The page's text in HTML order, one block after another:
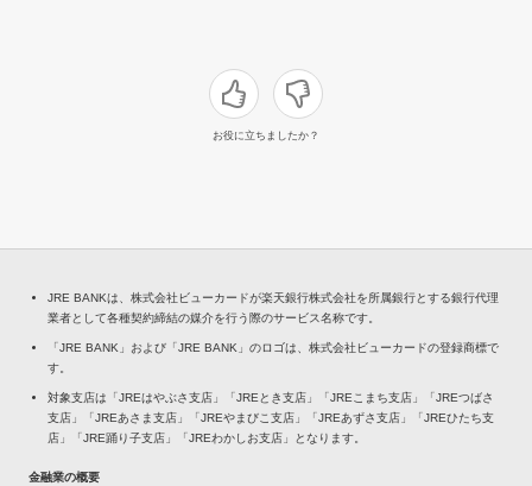
お役に立ちましたか？
JRE BANKは、株式会社ビューカードが楽天銀行株式会社を所属銀行とする銀行代理
業者として各種契約締結の媒介を行う際のサービス名称です。
「JRE BANK」および「JRE BANK」のロゴは、株式会社ビューカードの登録商標で
す。
対象支店は「JREはやぶさ支店」「JREとき支店」「JREこまち支店」「JREつばさ
支店」「JREあさま支店」「JREやまびこ支店」「JREあずさ支店」「JREひたち支
店」「JRE踊り子支店」「JREわかしお支店」となります。
金融業の概要